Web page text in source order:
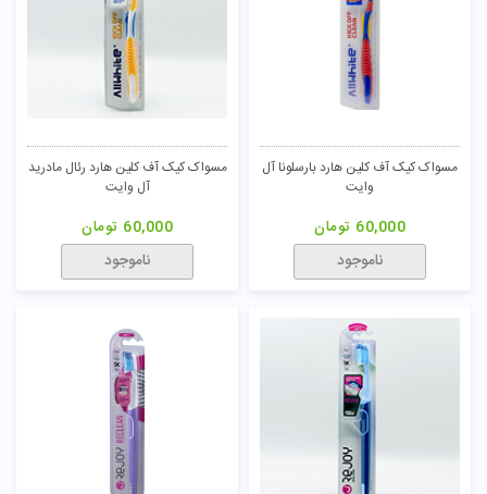
مسواک کیک آف کلین هارد بارسلونا آل
وایت
60,000 تومان
ناموجود
مسواک کیک آف کلین هارد رئال مادرید
آل وایت
60,000 تومان
ناموجود